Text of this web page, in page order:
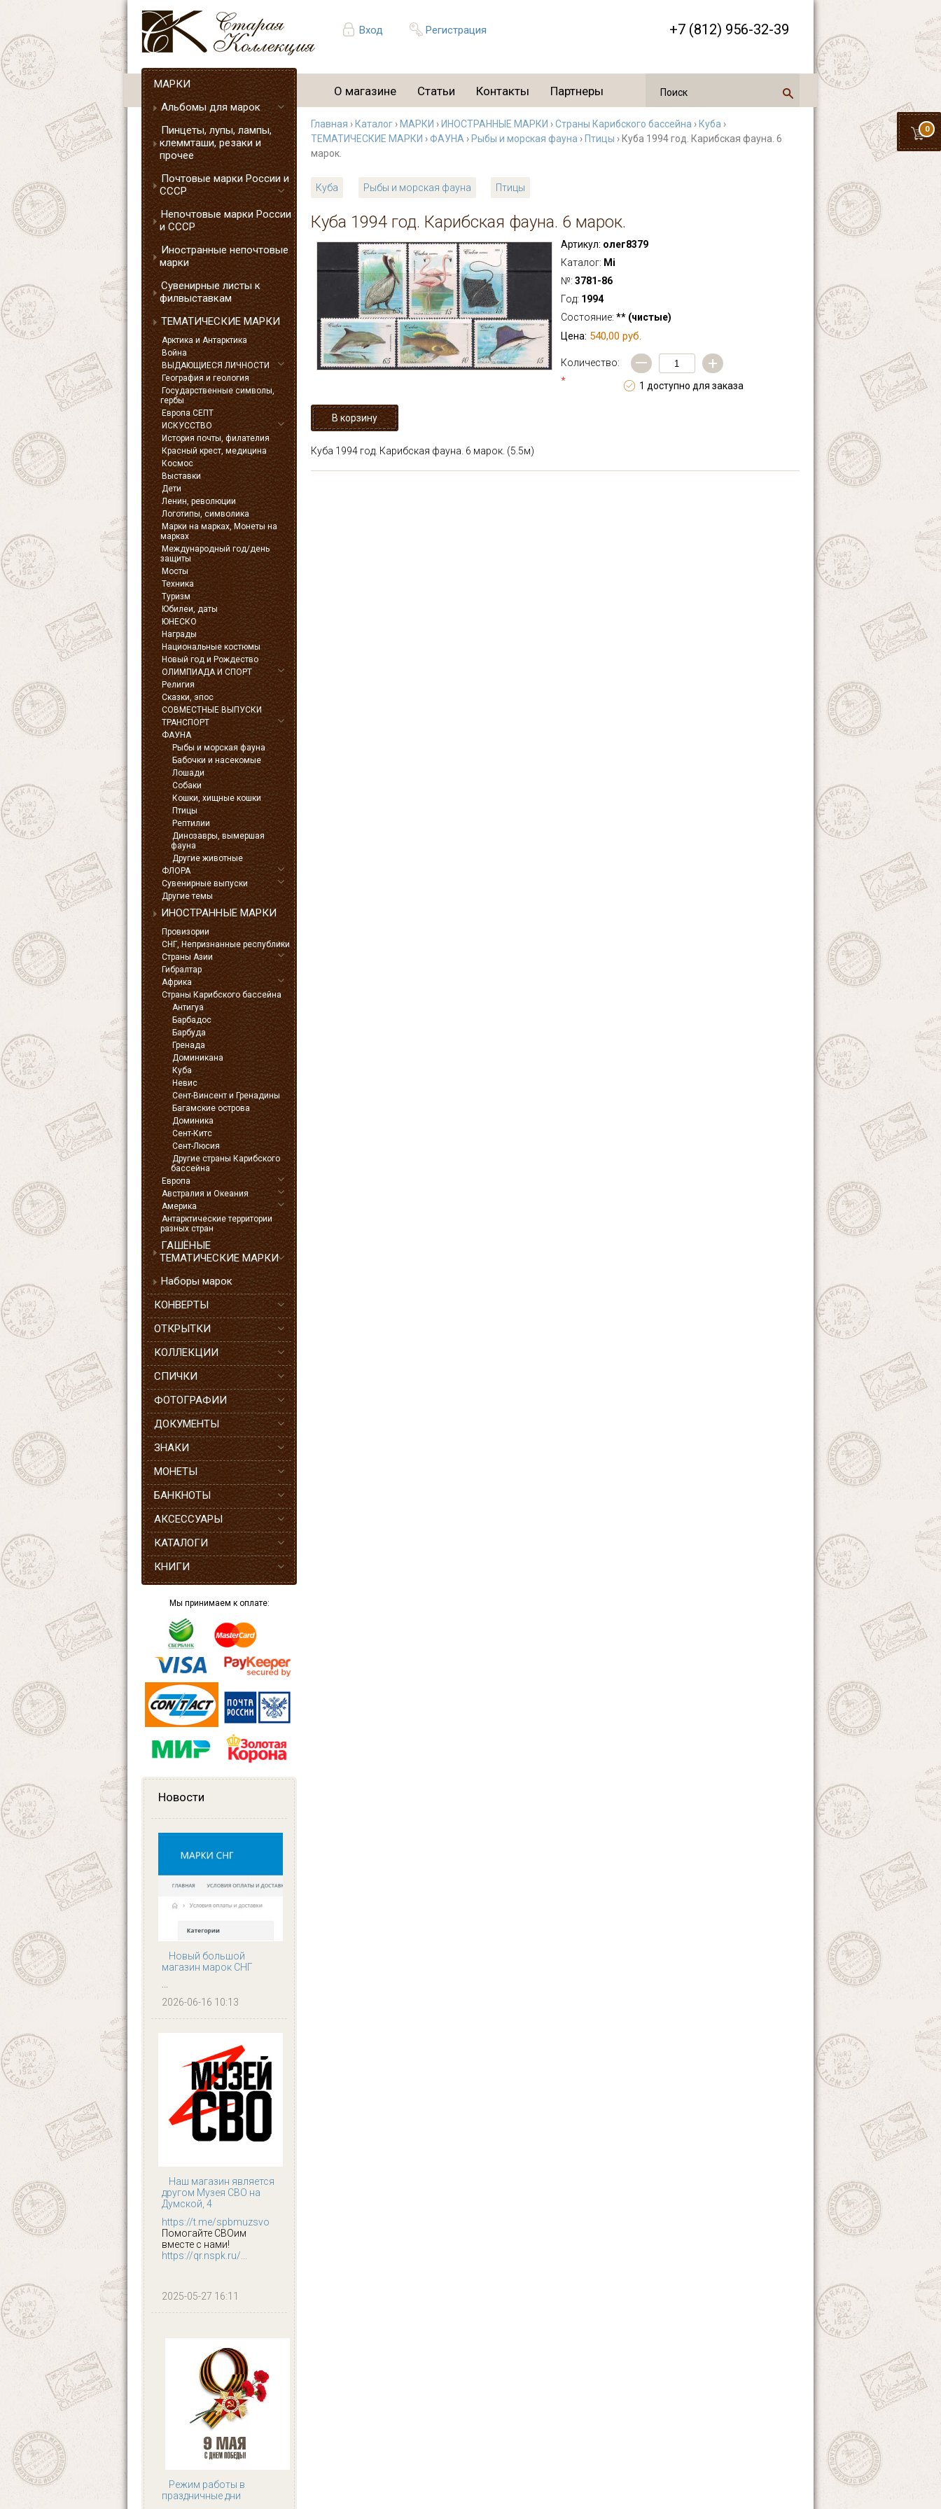
Вход Регистрация +7 (812) 956-32-39
0
О магазине Статьи Контакты Партнеры
МАРКИ
Альбомы для марок
Пинцеты, лупы, лампы,
клеммташи, резаки и
прочее
Почтовые марки России и
СССР
Непочтовые марки России
и СССР
Иностранные непочтовые
марки
Сувенирные листы к
филвыставкам
ТЕМАТИЧЕСКИЕ МАРКИ
Арктика и Антарктика
Война
ВЫДАЮЩИЕСЯ ЛИЧНОСТИ
География и геология
Государственные символы,
гербы
Европа СЕПТ
ИСКУССТВО
История почты, филателия
Красный крест, медицина
Космос
Выставки
Дети
Ленин, революции
Логотипы, символика
Марки на марках, Монеты на
марках
Международный год/день
защиты
Мосты
Техника
Туризм
Юбилеи, даты
ЮНЕСКО
Награды
Национальные костюмы
Новый год и Рождество
ОЛИМПИАДА И СПОРТ
Религия
Сказки, эпос
СОВМЕСТНЫЕ ВЫПУСКИ
ТРАНСПОРТ
ФАУНА
Рыбы и морская фауна
Бабочки и насекомые
Лошади
Собаки
Кошки, хищные кошки
Птицы
Рептилии
Динозавры, вымершая
фауна
Другие животные
ФЛОРА
Сувенирные выпуски
Другие темы
ИНОСТРАННЫЕ МАРКИ
Провизории
СНГ, Непризнанные республики
Страны Азии
Гибралтар
Африка
Страны Карибского бассейна
Антигуа
Барбадос
Барбуда
Гренада
Доминикана
Куба
Невис
Сент-Винсент и Гренадины
Багамские острова
Доминика
Сент-Китс
Сент-Люсия
Другие страны Карибского
бассейна
Европа
Австралия и Океания
Америка
Антарктические территории
разных стран
ГАШЁНЫЕ
ТЕМАТИЧЕСКИЕ МАРКИ
Наборы марок
КОНВЕРТЫ
ОТКРЫТКИ
КОЛЛЕКЦИИ
СПИЧКИ
ФОТОГРАФИИ
ДОКУМЕНТЫ
ЗНАКИ
МОНЕТЫ
БАНКНОТЫ
АКСЕССУАРЫ
КАТАЛОГИ
КНИГИ
Мы принимаем к оплате:
Новости
Новый большой
магазин марок СНГ
...
2026-06-16 10:13
Наш магазин является
другом Музея СВО на
Думской, 4
https://t.me/spbmuzsvo
Помогайте СВОим
вместе с нами!
https://qr.nspk.ru/...
2025-05-27 16:11
Режим работы в
праздничные дни
Главная › Каталог › МАРКИ › ИНОСТРАННЫЕ МАРКИ ›Страны Карибского бассейна › Куба ›
ТЕМАТИЧЕСКИЕ МАРКИ ›ФАУНА › Рыбы и морская фауна › Птицы › Куба 1994 год. Карибская фауна. 6
марок.
Куба Рыбы и морская фауна Птицы
Куба 1994 год. Карибская фауна. 6 марок.
Артикул: олег8379
Каталог: Mi
№: 3781-86
Год: 1994
Состояние: ** (чистые)
Цена: 540,00 руб.
Количество:
*
— +
1 доступно для заказа
Куба 1994 год. Карибская фауна. 6 марок. (5.5м)